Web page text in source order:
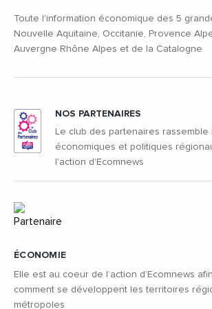
Toute l'information économique des 5
Nouvelle Aquitaine, Occitanie, Provence
Auvergne Rhône Alpes et de la Catalogne
ÉCONOMIE
Elle est au coeur de l’action d’Ecomnews
comment se développent les territoires
métropoles
NOS PARTENAIRES
Le club des partenaires rassemble
économiques et politiques
l'action d'Ecomnews